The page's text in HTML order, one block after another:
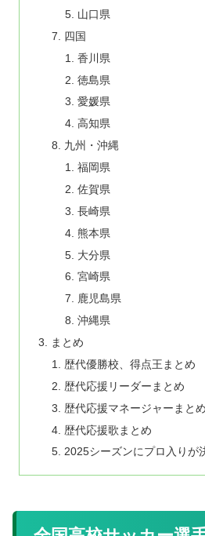
山口県
四国
香川県
徳島県
愛媛県
高知県
九州・沖縄
福岡県
佐賀県
長崎県
熊本県
大分県
宮崎県
鹿児島県
沖縄県
まとめ
歴代優勝校、得点王まとめ
歴代応援リーダーまとめ
歴代応援マネージャーまとめ
歴代応援歌まとめ
2025シーズンにプロ入りが